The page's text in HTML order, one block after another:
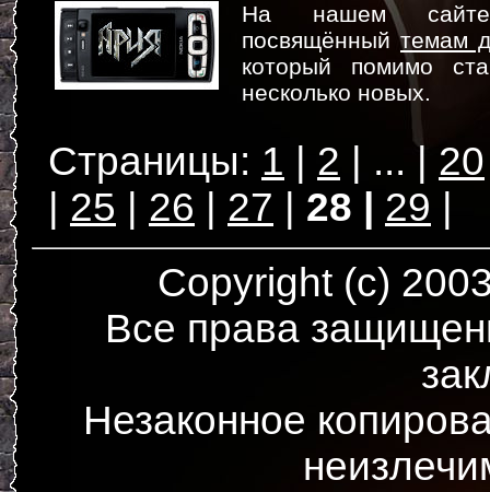
На нашем сайте
посвящённыйтемам
который помимо
несколько новых.
1 2 ...
20
25
26 27 28
29
Copyright (c)
Все права
Незаконное